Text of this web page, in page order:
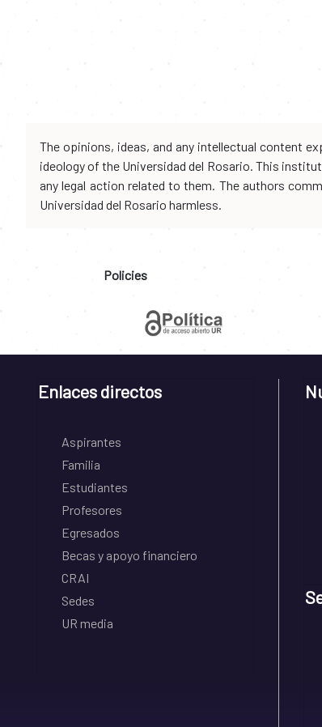
The opinions, ideas, and any intellectual content
ideology of the Universidad del Rosario. This
any legal action related to them. The authors
Universidad del Rosario harmless.
Policies
Enlaces directos
Aspirantes
Familia
Estudiantes
Profesores
Egresados
Becas y apoyo financiero
CRAI
Sedes
UR media